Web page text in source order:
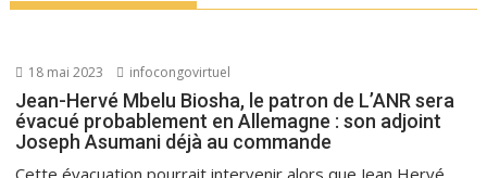
18 mai 2023 infocongovirtuel
Jean-Hervé Mbelu Biosha, le patron de L’ANR sera
évacué probablement en Allemagne : son adjoint
Joseph Asumani déjà au commande
Cette évacuation pourrait intervenir alors que Jean Hervé